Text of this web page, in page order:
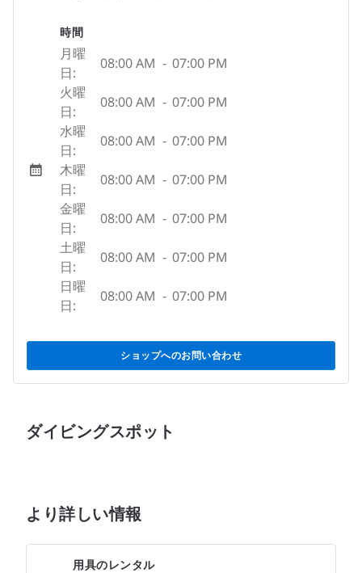
時間
月曜
日:
08:00 AM - 07:00 PM
火曜
日:
08:00 AM - 07:00 PM
水曜
日:
08:00 AM - 07:00 PM
木曜
日:
08:00 AM - 07:00 PM
金曜
日:
08:00 AM - 07:00 PM
土曜
日:
08:00 AM - 07:00 PM
日曜
日:
08:00 AM - 07:00 PM
ショップへのお問い合わせ
ダイビングスポット
より詳しい情報
用具のレンタル